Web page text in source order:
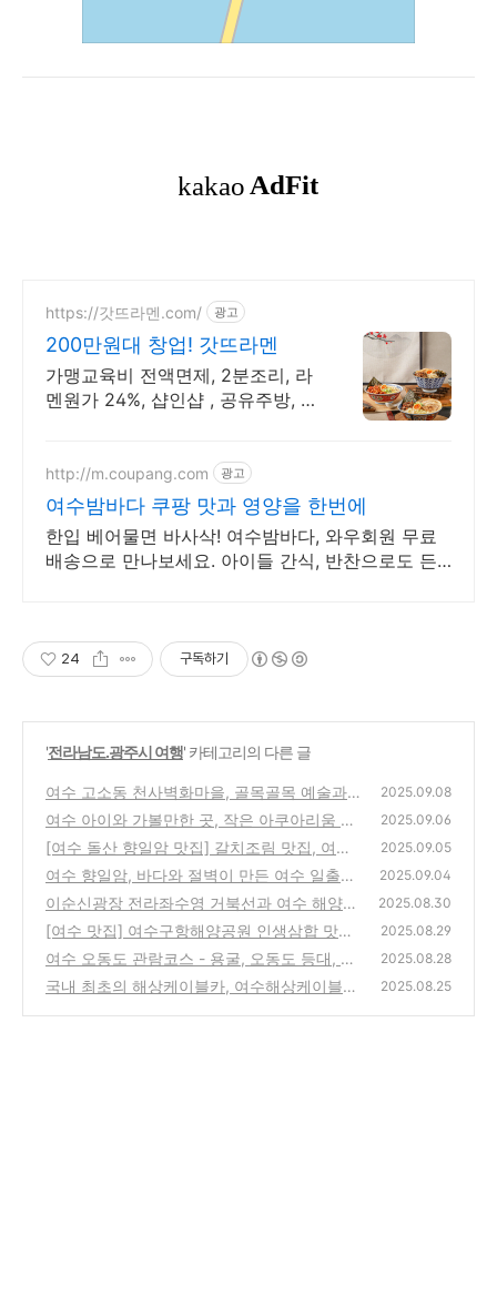
https://갓뜨라멘.com/ 광고
200만원대 창업! 갓뜨라멘
가맹교육비 전액면제, 2분조리, 라
멘원가 24%, 샵인샵 , 공유주방, 배
http://m.coupang.com 광고
여수밤바다 쿠팡 맛과 영양을 한번에
한입 베어물면 바사삭! 여수밤바다, 와우회원 무료
배송으로 만나보세요. 아이들 간식, 반찬으로도 든
24 구독하기
'전라남도.광주시 여행' 카테고리의 다른 글
여수 고소동 천사벽화마을, 골목골목 예술과
바다가 만나다
(13)
2025.09.08
여수 아이와 가볼만한 곳, 작은 아쿠아리움 전
라남도 해양수산과학관
(14)
2025.09.06
[여수 돌산 향일암 맛집] 갈치조림 맛집, 여수
밥상 갈치야
(15)
2025.09.05
여수 향일암, 바다와 절벽이 만든 여수 일출명
소
(11)
2025.09.04
이순신광장 전라좌수영 거북선과 여수 해양공
원에서의 여수 밤바다 야경
(13)
2025.08.30
[여수 맛집] 여수구항해양공원 인생삼합 맛집,
여수 삼합싸다구
(16)
2025.08.29
여수 오동도 관람코스 - 용굴, 오동도 등대, 해
돋이전망대, 동백군락지
(24)
2025.08.28
국내 최초의 해상케이블카, 여수해상케이블카
2025.08.25